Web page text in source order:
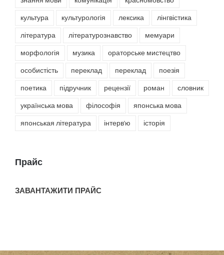
культура культурологія лексика лінгвістика
література літературознавство мемуари
морфологія музика ораторське мистецтво
особистість переклад переклад поезія
поетика підручник рецензії роман словник
українська мова філософія японська мова
японськая література інтерв'ю історія
Прайс
ЗАВАНТАЖИТИ ПРАЙС